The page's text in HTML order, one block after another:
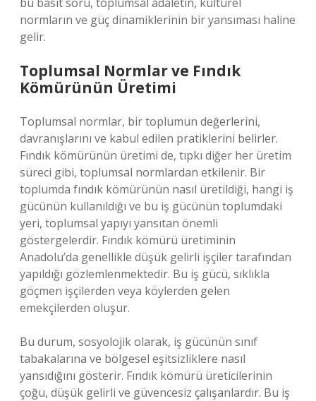
normların ve güç dinamiklerinin bir yansıması haline
gelir.
Toplumsal Normlar ve Fındık
Kömürünün Üretimi
Toplumsal normlar, bir toplumun değerlerini,
davranışlarını ve kabul edilen pratiklerini belirler.
Fındık kömürünün üretimi de, tıpkı diğer her üretim
süreci gibi, toplumsal normlardan etkilenir. Bir
toplumda fındık kömürünün nasıl üretildiği, hangi iş
gücünün kullanıldığı ve bu iş gücünün toplumdaki
yeri, toplumsal yapıyı yansıtan önemli
göstergelerdir. Fındık kömürü üretiminin
Anadolu’da genellikle düşük gelirli işçiler tarafından
yapıldığı gözlemlenmektedir. Bu iş gücü, sıklıkla
göçmen işçilerden veya köylerden gelen
emekçilerden oluşur.
Bu durum, sosyolojik olarak, iş gücünün sınıf
tabakalarına ve bölgesel eşitsizliklere nasıl
yansıdığını gösterir. Fındık kömürü üreticilerinin
çoğu, düşük gelirli ve güvencesiz çalışanlardır. Bu iş